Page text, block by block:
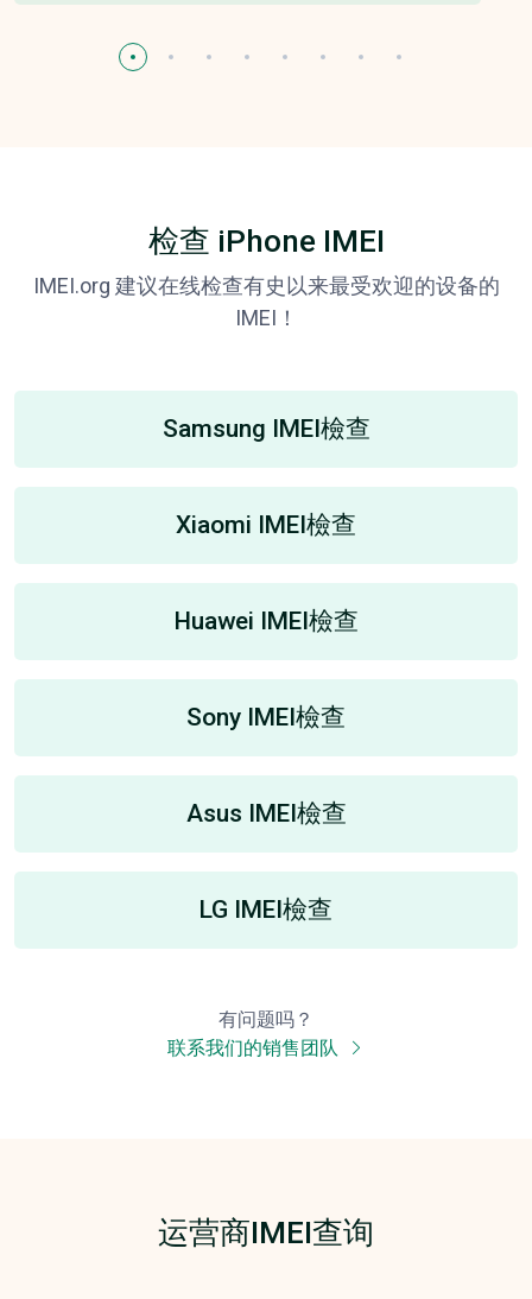
检查 iPhone IMEI
IMEI.org 建议在线检查有史以来最受欢迎的设备的
IMEI！
Samsung IMEI檢查
Xiaomi IMEI檢查
Huawei IMEI檢查
Sony IMEI檢查
Asus IMEI檢查
LG IMEI檢查
有问题吗？
联系我们的销售团队
运营商IMEI查询